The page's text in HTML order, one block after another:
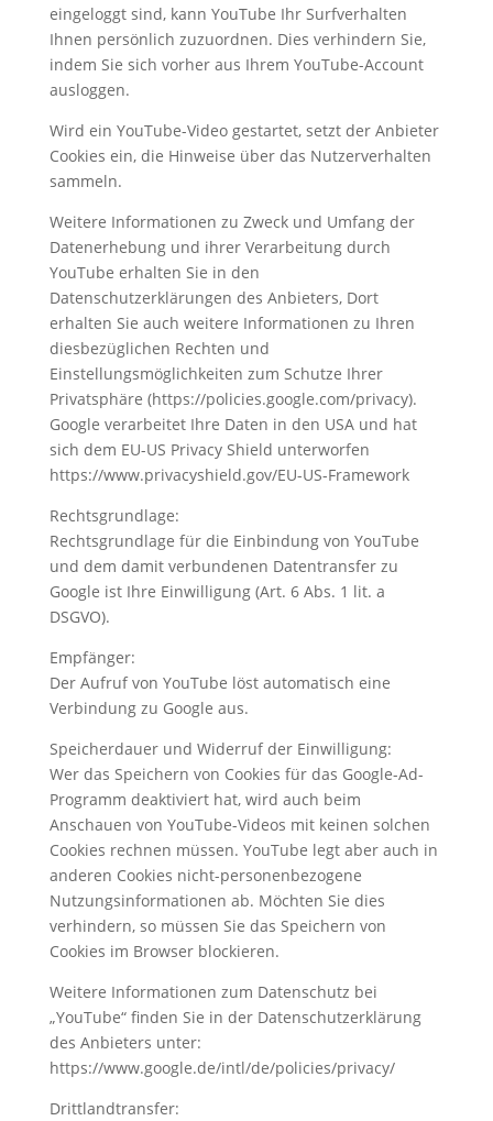
eingeloggt sind, kann YouTube Ihr Surfverhalten
Ihnen persönlich zuzuordnen. Dies verhindern Sie,
indem Sie sich vorher aus Ihrem YouTube-Account
ausloggen.
Wird ein YouTube-Video gestartet, setzt der Anbieter
Cookies ein, die Hinweise über das Nutzerverhalten
sammeln.
Weitere Informationen zu Zweck und Umfang der
Datenerhebung und ihrer Verarbeitung durch
YouTube erhalten Sie in den
Datenschutzerklärungen des Anbieters, Dort
erhalten Sie auch weitere Informationen zu Ihren
diesbezüglichen Rechten und
Einstellungsmöglichkeiten zum Schutze Ihrer
Privatsphäre (https://policies.google.com/privacy).
Google verarbeitet Ihre Daten in den USA und hat
sich dem EU-US Privacy Shield unterworfen
https://www.privacyshield.gov/EU-US-Framework
Rechtsgrundlage:
Rechtsgrundlage für die Einbindung von YouTube
und dem damit verbundenen Datentransfer zu
Google ist Ihre Einwilligung (Art. 6 Abs. 1 lit. a
DSGVO).
Empfänger:
Der Aufruf von YouTube löst automatisch eine
Verbindung zu Google aus.
Speicherdauer und Widerruf der Einwilligung:
Wer das Speichern von Cookies für das Google-Ad-
Programm deaktiviert hat, wird auch beim
Anschauen von YouTube-Videos mit keinen solchen
Cookies rechnen müssen. YouTube legt aber auch in
anderen Cookies nicht-personenbezogene
Nutzungsinformationen ab. Möchten Sie dies
verhindern, so müssen Sie das Speichern von
Cookies im Browser blockieren.
Weitere Informationen zum Datenschutz bei
„YouTube“ finden Sie in der Datenschutzerklärung
des Anbieters unter:
https://www.google.de/intl/de/policies/privacy/
Drittlandtransfer: